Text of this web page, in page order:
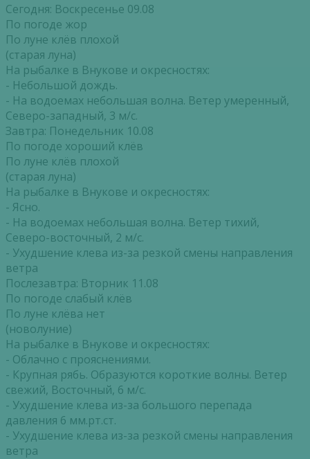
Сегодня: Воскресенье 09.08
По погоде жор
По луне клёв плохой
(старая луна)
На рыбалке в Внукове и окресностях:
- Небольшой дождь.
- На водоемах небольшая волна. Ветер умеренный,
Северо-западный, 3 м/с.
Завтра: Понедельник 10.08
По погоде хороший клёв
По луне клёв плохой
(старая луна)
На рыбалке в Внукове и окресностях:
- Ясно.
- На водоемах небольшая волна. Ветер тихий,
Северо-восточный, 2 м/с.
- Ухудшение клева из-за резкой смены направления
ветра
Послезавтра: Вторник 11.08
По погоде слабый клёв
По луне клёва нет
(новолуние)
На рыбалке в Внукове и окресностях:
- Облачно с прояснениями.
- Крупная рябь. Образуются короткие волны. Ветер
свежий, Восточный, 6 м/с.
- Ухудшение клева из-за большого перепада
давления 6 мм.рт.ст.
- Ухудшение клева из-за резкой смены направления
ветра